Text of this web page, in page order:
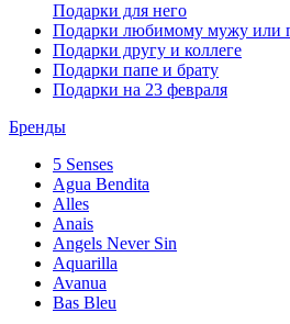
Подарки для него
Подарки любимому мужу или
Подарки другу и коллеге
Подарки папе и брату
Подарки на 23 февраля
Бренды
5 Senses
Agua Bendita
Alles
Anais
Angels Never Sin
Aquarilla
Avanua
Bas Bleu